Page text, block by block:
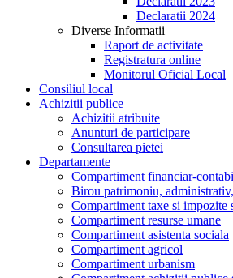
Declaratii 2024
Diverse Informatii
Raport de activitate
Registratura online
Monitorul Oficial Local
Consiliul local
Achizitii publice
Achizitii atribuite
Anunturi de participare
Consultarea pietei
Departamente
Compartiment financiar-
Birou patrimoniu,
Compartiment taxe si impozite
Compartiment resurse umane
Compartiment asistenta sociala
Compartiment agricol
Compartiment urbanism